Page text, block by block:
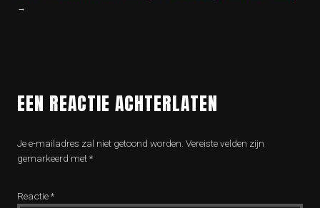
→
EEN REACTIE ACHTERLATEN
Je e-mailadres zal niet getoond worden. Vereiste velden zijn
gemarkeerd met*
Reactie*